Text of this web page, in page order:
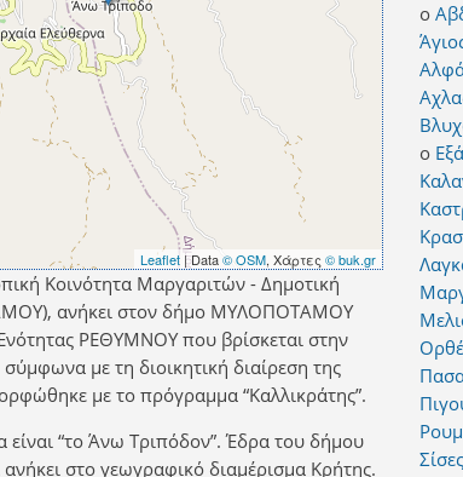
Leaflet | Data© OSM, Χάρτες © buk.gr
Κοινότητα Μαργαριτών - Δημοτική
ανήκει στον δήμο ΜΥΛΟΠΟΤΑΜΟΥ
ΡΕΘΥΜΝΟΥ που βρίσκεται στην
με τη διοικητική διαίρεση της
με το πρόγραμμα “Καλλικράτης”.
είναι “το Άνω Τριπόδον”. Έδρα του δήμου
ανήκει στο γεωγραφικό διαμέρισμα Κρήτης.
ο
ο
Σίσες